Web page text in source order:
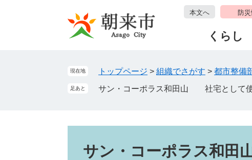
本文へ 防
くらし
現在地 トップページ > 組織でさがす > 都市整備
足あと サン・コーポラス和田山 社宅として使
サン・コーポラス和